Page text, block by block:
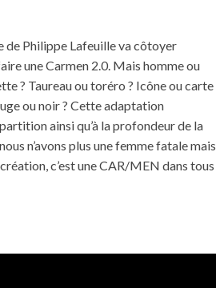
de Philippe Lafeuille va côtoyer
une Car­men 2.0. Mais homme ou
? Taureau ou toréro ? Icône ou carte
ou noir ? Cette adaptation
ainsi qu’à la profondeur de la
n’avons plus une femme fatale mais
c’est une CAR/MEN dans tous